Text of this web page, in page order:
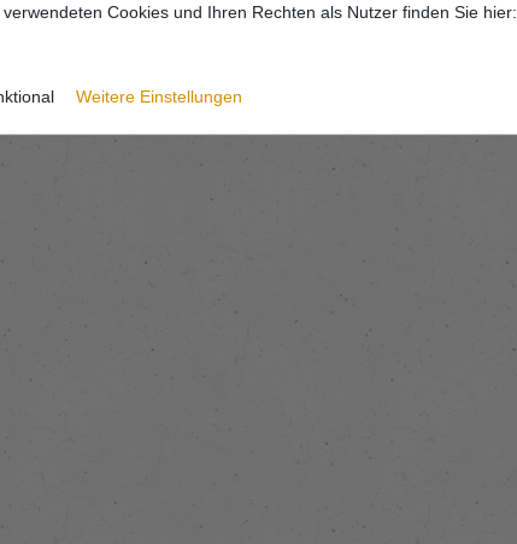
Cookies und Ihren Rechten als Nutzer finden Sie hier:
Weitere Einstellungen